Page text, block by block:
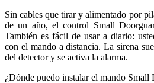
Sin cables que tirar y alimentado por
de un año, el control Small
También es fácil de usar a diario:
con el mando a distancia. La sirena
del detector y se activa la alarma.
¿Dónde puedo instalar el mando Small